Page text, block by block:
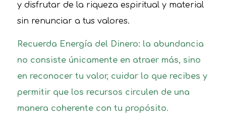
y disfrutar de la riqueza espiritual y material
sin renunciar a tus valores.
Recuerda Energía del Dinero: la abundancia
no consiste únicamente en atraer más, sino
en reconocer tu valor, cuidar lo que recibes y
permitir que los recursos circulen de una
manera coherente con tu propósito.